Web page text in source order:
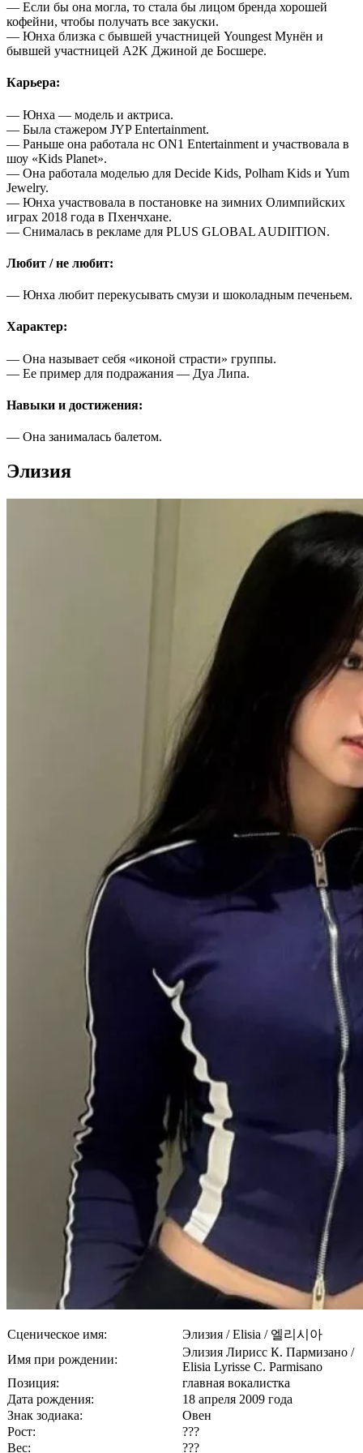
— Если бы она могла, то стала бы лицом бренда хорошей
кофейни, чтобы получать все закуски.
— Юнха близка с бывшей участницей Youngest Мунён и
бывшей участницей A2K Джиной де Босшере.
Карьера:
— Юнха — модель и актриса.
— Была стажером JYP Entertainment.
— Раньше она работала нс ON1 Entertainment и участвовала в
шоу «Kids Planet».
— Она работала моделью для Decide Kids, Polham Kids и Yum
Jewelry.
— Юнха участвовала в постановке на зимних Олимпийских
играх 2018 года в Пхенчхане.
— Снималась в рекламе для PLUS GLOBAL AUDIITION.
Любит / не любит:
— Юнха любит перекусывать смузи и шоколадным печеньем.
Характер:
— Она называет себя «иконой страсти» группы.
— Ее пример для подражания — Дуа Липа.
Навыки и достижения:
— Она занималась балетом.
Элизия
Сценическое имя:
Элизия / Elisia / 엘리시아
Имя при рождении:
Элизия Лирисс К. Пармизано /
Elisia Lyrisse C. Parmisano
Позиция:
главная вокалистка
Дата рождения:
18 апреля 2009 года
Знак зодиака:
Овен
Рост:
???
Вес:
???